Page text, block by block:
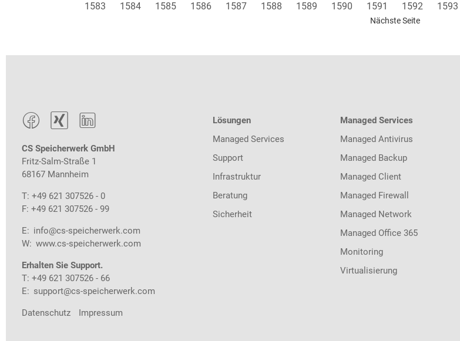
1583
1584 1585 1586 1587 1588 1589 1590 1591 1592 1593
Nächste Seite
  
CS Speicherwerk GmbH
Fritz-Salm-Straße 1
68167 Mannheim
T: +49 621 307526 - 0
F: +49 621 307526 - 99
E: info@cs-speicherwerk.com
W: www.cs-speicherwerk.com
Erhalten Sie Support.
T: +49 621 307526 - 66
E: support@cs-speicherwerk.com
Datenschutz Impressum
Lösungen
Managed Services
Support
Infrastruktur
Beratung
Sicherheit
Managed Services
Managed Antivirus
Managed Backup
Managed Client
Managed Firewall
Managed Network
Managed Office 365
Monitoring
Virtualisierung